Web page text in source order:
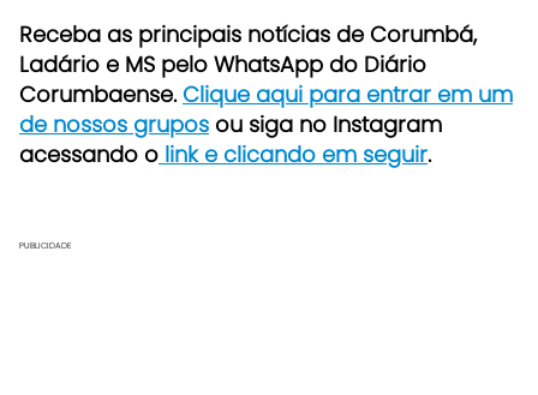
Receba as principais notícias de Corumbá,
Ladário e MS pelo WhatsApp do Diário
Corumbaense.Clique aqui para entrar em um
de nossos grupos ou siga no Instagram
acessando o link e clicando em seguir.
PUBLICIDADE